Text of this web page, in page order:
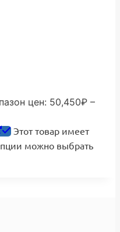
цен: 50,450₽ –
Этот товар имеет
можно выбрать